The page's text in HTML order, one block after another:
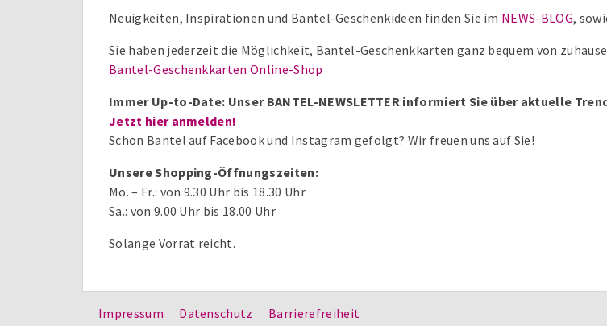
Neuigkeiten, Inspirationen und Bantel-Geschenkideen finden Sie im NEWS-BLOG,
Sie haben jederzeit die Möglichkeit, Bantel-Geschenkkarten ganz bequem von
Bantel-Geschenkkarten Online-Shop
Immer Up-to-Date: Unser BANTEL-NEWSLETTER informiert Sie über aktuelle
Jetzt hier anmelden!
Schon Bantel auf Facebook und Instagram gefolgt? Wir freuen uns auf Sie!
Unsere Shopping-Öffnungszeiten:
Mo. – Fr.: von 9.30 Uhr bis 18.30 Uhr
Sa.: von 9.00 Uhr bis 18.00 Uhr
Solange Vorrat reicht.
Impressum Datenschutz Barrierefreiheit